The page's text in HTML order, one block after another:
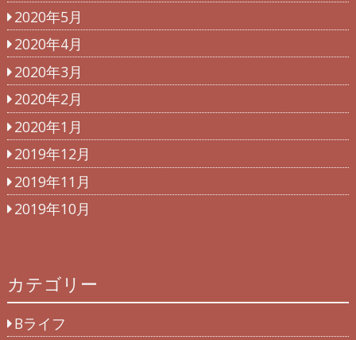
2020年5月
2020年4月
2020年3月
2020年2月
2020年1月
2019年12月
2019年11月
2019年10月
カテゴリー
Bライフ